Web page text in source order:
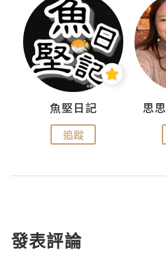
魚堅日記
追蹤
發表評論